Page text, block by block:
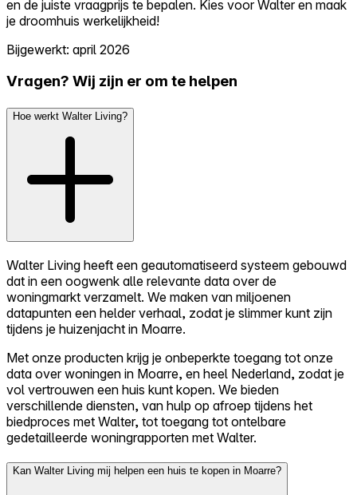
en de juiste vraagprijs te bepalen. Kies voor Walter en maak
je droomhuis werkelijkheid!
Bijgewerkt: april 2026
Vragen? Wij zijn er om te helpen
Hoe werkt Walter Living?
Walter Living heeft een geautomatiseerd systeem gebouwd
dat in een oogwenk alle relevante data over de
woningmarkt verzamelt. We maken van miljoenen
datapunten een helder verhaal, zodat je slimmer kunt zijn
tijdens je huizenjacht in Moarre.
Met onze producten krijg je onbeperkte toegang tot onze
data over woningen in Moarre, en heel Nederland, zodat je
vol vertrouwen een huis kunt kopen. We bieden
verschillende diensten, van hulp op afroep tijdens het
biedproces met Walter, tot toegang tot ontelbare
gedetailleerde woningrapporten met Walter.
Kan Walter Living mij helpen een huis te kopen in Moarre?